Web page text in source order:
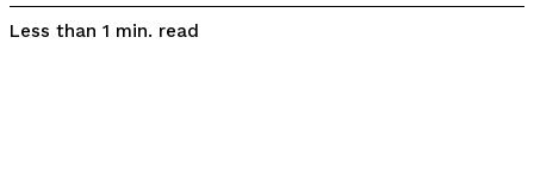
Less than 1 min. read